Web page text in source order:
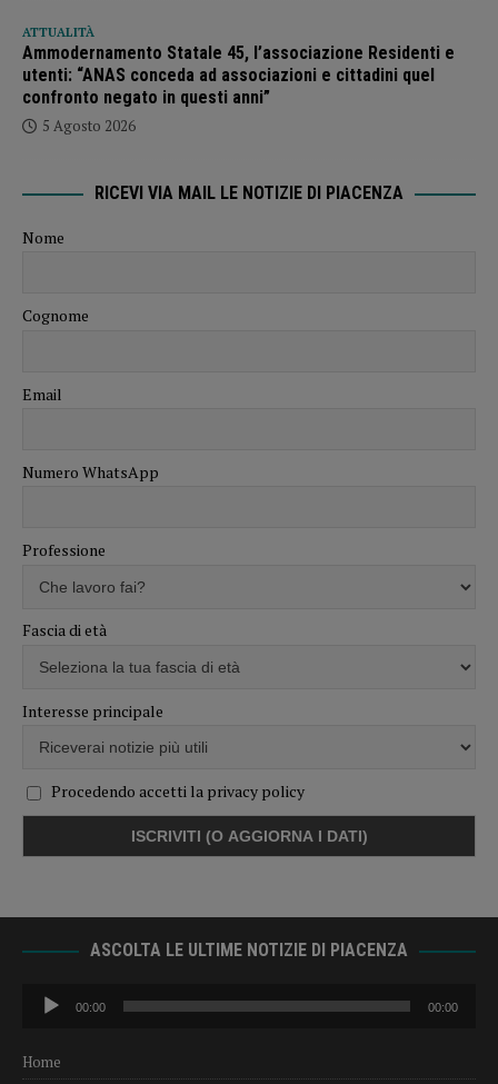
ATTUALITÀ
Ammodernamento Statale 45, l’associazione Residenti e
utenti: “ANAS conceda ad associazioni e cittadini quel
confronto negato in questi anni”
5 Agosto 2026
RICEVI VIA MAIL LE NOTIZIE DI PIACENZA
Nome
Cognome
Email
Numero WhatsApp
Professione
Fascia di età
Interesse principale
Procedendo accetti la privacy policy
ASCOLTA LE ULTIME NOTIZIE DI PIACENZA
Audio
Player
00:00 00:00
Home